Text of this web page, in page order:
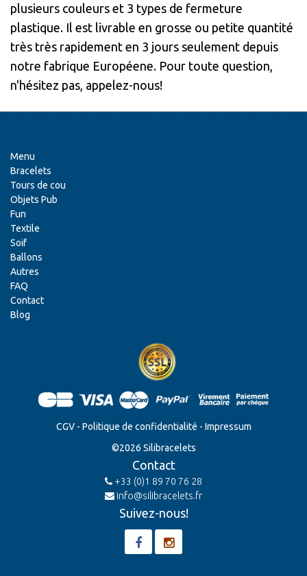
plusieurs couleurs et 3 types de fermeture
plastique. Il est livrable en grosse ou petite quantité
très très rapidement en 3 jours seulement depuis
notre fabrique Européene. Pour toute question,
n'hésitez pas, appelez-nous!
Menu
Bracelets
Tours de cou
Objets Pub
Fun
Textile
Soif
Ballons
Autres
FAQ
Contact
Blog
CGV- Politique de confidentialité - Impressum
©2026 Silibracelets
Contact
+33 (0)1 89 70 76 28
info@silibracelets.fr
Suivez-nous!